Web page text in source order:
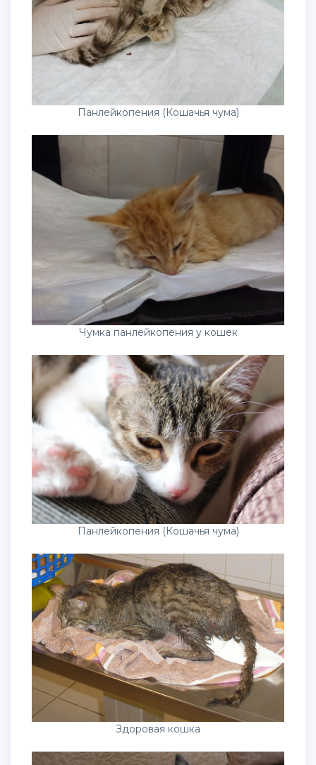
Панлейкопения (Кошачья чума)
Чумка панлейкопения у кошек
Панлейкопения (Кошачья чума)
Здоровая кошка